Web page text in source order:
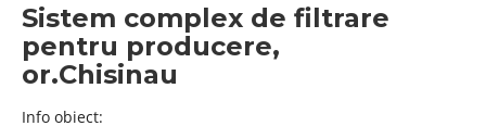
Sistem complex de filtrare
pentru producere,
or.Chisinau
Info obiect: